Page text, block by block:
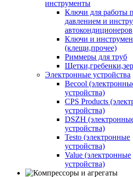
инструменты
Ключи для работы
давлением и
автокондиционеров
Ключи и
(клещи,прочее)
Риммеры для труб
Электронные устройства
Becool
устройства)
CPS Products
устройства)
DSZH
устройства)
Testo (электронные
устройства)
Value (электронные
устройства)